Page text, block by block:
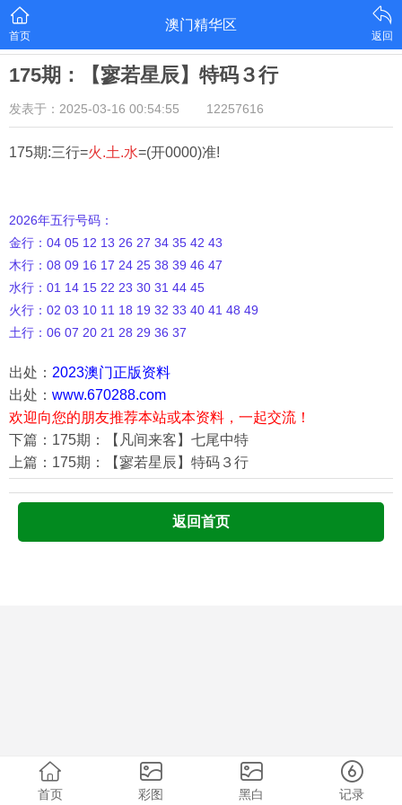
首页
澳门精华区
返回
175期：【寥若星辰】特码３行
发表于：2025-03-16 00:54:55 12257616
175期:三行=火.土.水=(开0000)准!
2026年五行号码：
金行：04 05 12 13 26 27 34 35 42 43
木行：08 09 16 17 24 25 38 39 46 47
水行：01 14 15 22 23 30 31 44 45
火行：02 03 10 11 18 19 32 33 40 41 48 49
土行：06 07 20 21 28 29 36 37
出处： 2023澳门正版资料
出处： www.670288.com
欢迎向您的朋友推荐本站或本资料，一起交流！
下篇：175期：【凡间来客】七尾中特
上篇：175期：【寥若星辰】特码３行
返回首页
首页 彩图 黑白 记录